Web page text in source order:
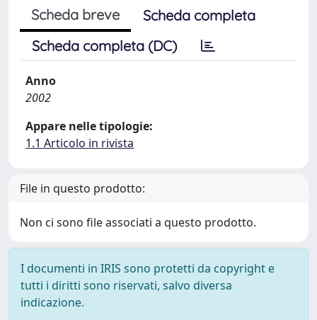
Scheda breve
Scheda completa
Scheda completa (DC)
Anno
2002
Appare nelle tipologie:
1.1 Articolo in rivista
File in questo prodotto:
Non ci sono file associati a questo prodotto.
I documenti in IRIS sono protetti da copyright e
tutti i diritti sono riservati, salvo diversa
indicazione.